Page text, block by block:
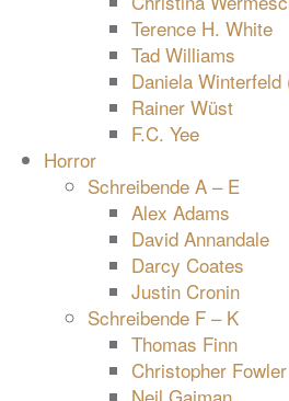
Terence H. White
Tad Williams
Daniela Winterfeld
Rainer Wüst
F.C. Yee
Horror
Schreibende A – E
Alex Adams
David Annandale
Darcy Coates
Justin Cronin
Schreibende F – K
Thomas Finn
Christopher Fowler